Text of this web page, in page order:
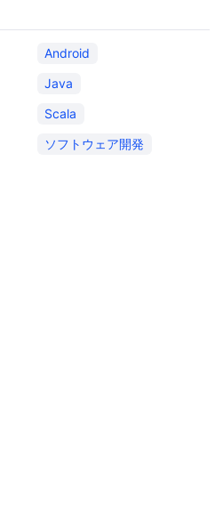
Android
Java
Scala
ソフトウェア開発